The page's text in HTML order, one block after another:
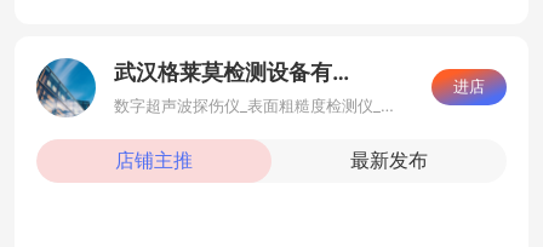
武汉格莱莫检测设备有限公司
数字超声波探伤仪_表面粗糙度检测仪_无损检测设备
进店
店铺主推 最新发布